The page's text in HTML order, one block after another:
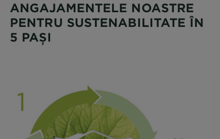
ANGAJAMENTELE NOASTRE
PENTRU SUSTENABILITATE ÎN
5 PAȘI